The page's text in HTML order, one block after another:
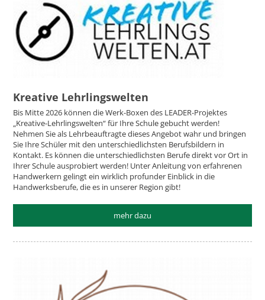
Kreative Lehrlingswelten
Bis Mitte 2026 können die Werk-Boxen des LEADER-Projektes
„Kreative-Lehrlingswelten“ für Ihre Schule gebucht werden!
Nehmen Sie als Lehrbeauftragte dieses Angebot wahr und bringen
Sie Ihre Schüler mit den unterschiedlichsten Berufsbildern in
Kontakt. Es können die unterschiedlichsten Berufe direkt vor Ort in
Ihrer Schule ausprobiert werden! Unter Anleitung von erfahrenen
Handwerkern gelingt ein wirklich profunder Einblick in die
Handwerksberufe, die es in unserer Region gibt!
mehr dazu